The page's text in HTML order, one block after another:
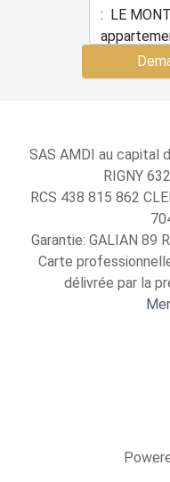
SAS AMDI au capital
RIGNY
RCS 438 815 862
Garantie: GALIAN 89
Carte
délivrée par la